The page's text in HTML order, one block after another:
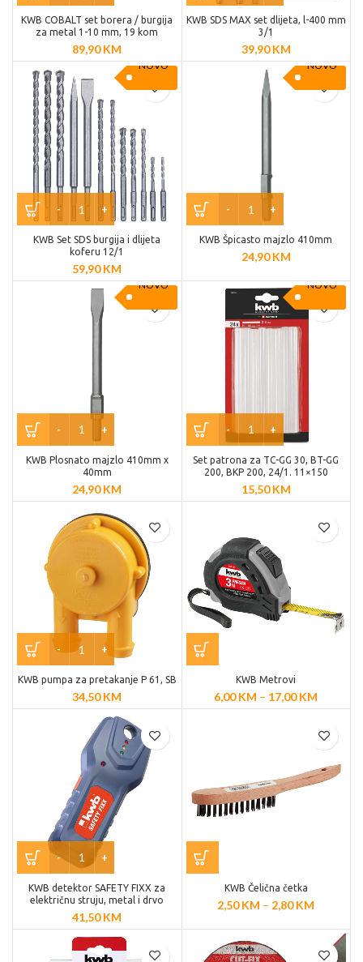
KWB COBALT set borera / burgija
za metal 1-10 mm, 19 kom
89,90KM
KWB SDS MAX set dlijeta, l-400 mm
3/1
39,90KM
NOVO
KWB Set SDS burgija i dlijeta
koferu 12/1
59,90KM
NOVO
KWB Špicasto majzlo 410mm
24,90KM
NOVO
KWB Plosnato majzlo 410mm x
40mm
24,90KM
NOVO
Set patrona za TC-GG 30, BT-GG
200, BKP 200, 24/1. 11×150
15,50KM
KWB pumpa za pretakanje P 61, SB
34,50KM
KWB Metrovi
6,00KM – 17,00KM
KWB detektor SAFETY FIXX za
električnu struju, metal i drvo
41,50KM
KWB Čelična četka
2,50KM – 2,80KM